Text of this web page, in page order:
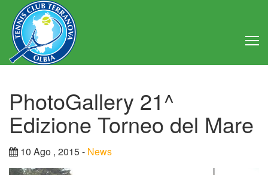
Club
Consiglio Direttivo
Regolamento
PhotoGallery 21^
Edizione Torneo del Mare
10 Ago , 2015 - News